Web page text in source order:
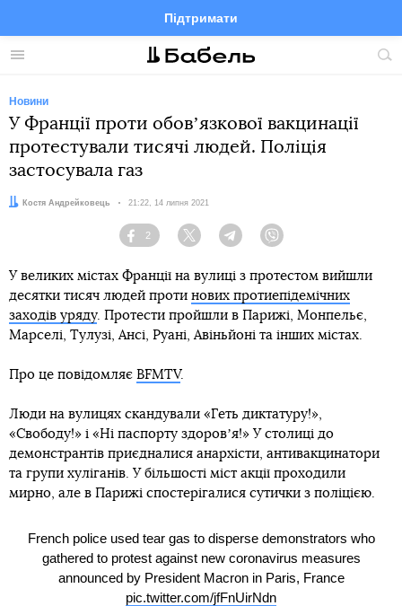
Меню
Підтримати
FacebookTelegramTwitter
Новини
У Франції проти обовʼязкової вакцинації
протестували тисячі людей. Поліція
застосувала газ
Автор:Костя Андрейковець Дата:
21:22, 14 липня 2021
Facebook
2
Twitter TelegramViber
У великих містах Франції на вулиці з протестом вийшли
десятки тисяч людей проти нових протиепідемічних
заходів уряду. Протести пройшли в Парижі, Монпельє,
Марселі, Тулузі, Ансі, Руані, Авіньйоні та інших містах.
Про це повідомляє BFMTV.
Люди на вулицях скандували «Геть диктатуру!»,
«Свободу!» і «Ні паспорту здоровʼя!» У столиці до
демонстрантів приєдналися анархісти, антивакцинатори
та групи хуліганів. У більшості міст акції проходили
мирно, але в Парижі спостерігалися сутички з поліцією.
French police used tear gas to disperse demonstrators who
gathered to protest against new coronavirus measures
announced by President Macron in Paris, France
pic.twitter.com/jfFnUirNdn